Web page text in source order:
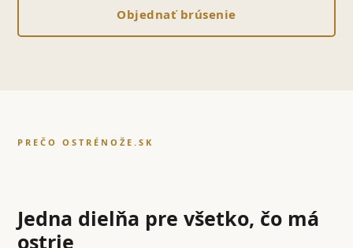
Objednať brúsenie
PREČO OSTRÉNOŽE.SK
Jedna dielňa pre všetko, čo má
ostrie